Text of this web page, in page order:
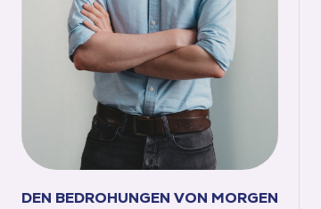
DEN BEDROHUNGEN VON MORGEN